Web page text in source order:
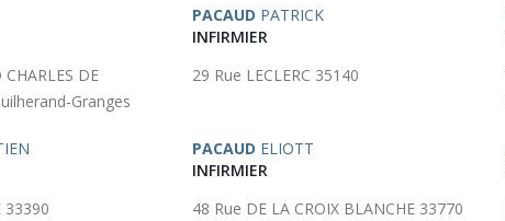
DE
Granges
PACAUD PATRICK
INFIRMIER
29 Rue LECLERC 35140
33390
PACAUD ELIOTT
INFIRMIER
48 Rue DE LA CROIX BLANCHE 33770